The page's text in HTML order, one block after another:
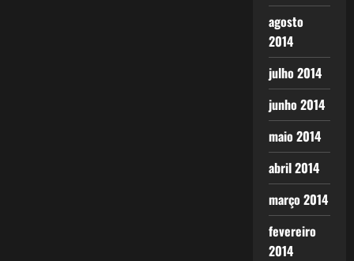
agosto
2014
julho 2014
junho 2014
maio 2014
abril 2014
março 2014
fevereiro
2014